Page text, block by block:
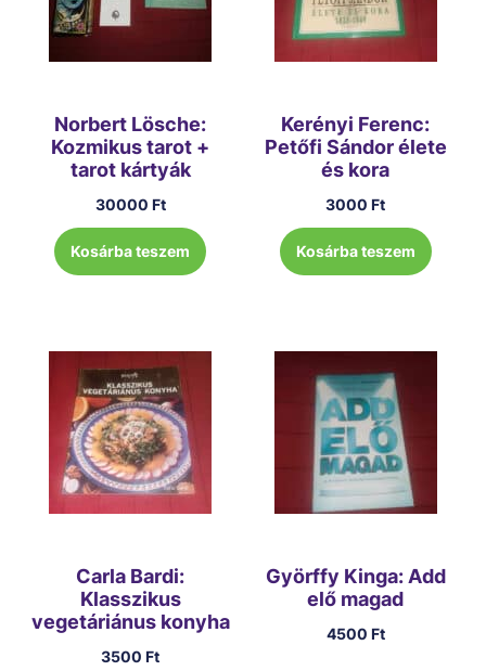
Norbert Lösche:
Kozmikus tarot +
tarot kártyák
30000 Ft
Kosárba teszem
Kerényi Ferenc:
Petőfi Sándor élete
és kora
3000Ft
Kosárba teszem
Carla Bardi:
Klasszikus
vegetáriánus konyha
3500Ft
Györffy Kinga: Add
elő magad
4500 Ft